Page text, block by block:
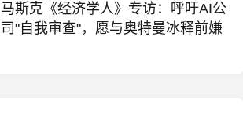
马斯克《经济学人》专访：呼吁AI公
司"自我审查"，愿与奥特曼冰释前嫌